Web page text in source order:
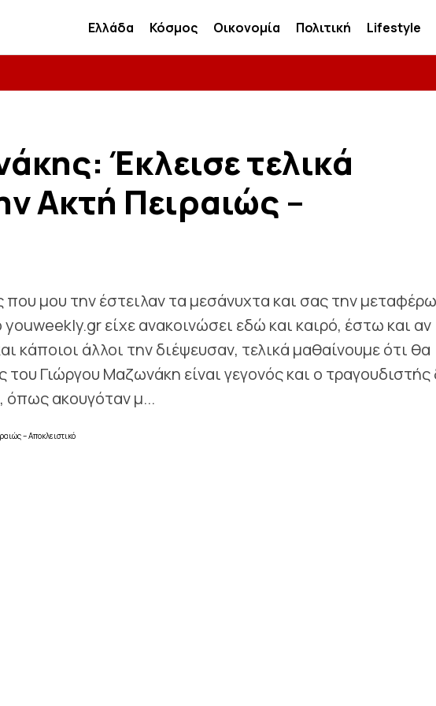
Ελλάδα Κόσμος Οικονομία Πολιτική Lifestyle
Έκλεισε τελικά
Ακτή Πειραιώς –
που μου την έστειλαν τα μεσάνυχτα και σας την μεταφέρω
είχε ανακοινώσει εδώ και καιρό, έστω και αν
κάποιοι άλλοι την διέψευσαν, τελικά μαθαίνουμε ότι θα
του Γιώργου Μαζωνάκη είναι γεγονός και ο τραγουδιστής
όπως ακουγόταν μ...